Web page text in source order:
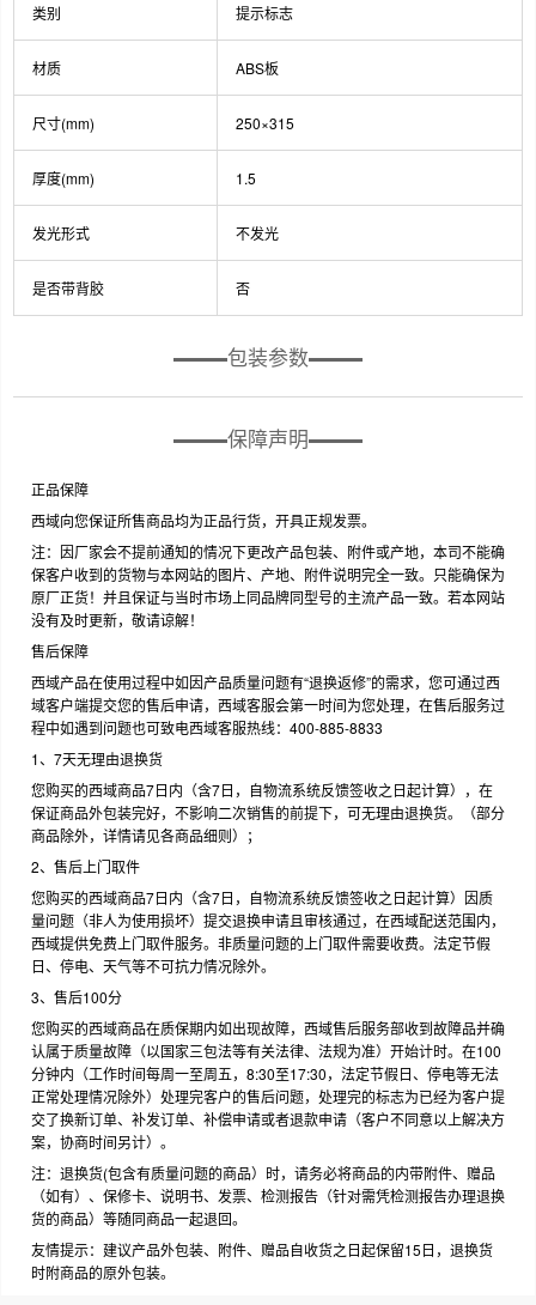
类别 提示标志
材质 ABS板
尺寸(mm) 250×315
厚度(mm) 1.5
发光形式 不发光
是否带背胶 否
包装参数
保障声明
正品保障
西域向您保证所售商品均为正品行货，开具正规发票。
注：因厂家会不提前通知的情况下更改产品包装、附件或产地，本司不能确
保客户收到的货物与本网站的图片、产地、附件说明完全一致。只能确保为
原厂正货！并且保证与当时市场上同品牌同型号的主流产品一致。若本网站
没有及时更新，敬请谅解！
售后保障
西域产品在使用过程中如因产品质量问题有“退换返修”的需求，您可通过西
域客户端提交您的售后申请，西域客服会第一时间为您处理，在售后服务过
程中如遇到问题也可致电西域客服热线：400-885-8833
1、7天无理由退换货
您购买的西域商品7日内（含7日，自物流系统反馈签收之日起计算），在
保证商品外包装完好，不影响二次销售的前提下，可无理由退换货。（部分
商品除外，详情请见各商品细则）；
2、售后上门取件
您购买的西域商品7日内（含7日，自物流系统反馈签收之日起计算）因质
量问题（非人为使用损坏）提交退换申请且审核通过，在西域配送范围内，
西域提供免费上门取件服务。非质量问题的上门取件需要收费。法定节假
日、停电、天气等不可抗力情况除外。
3、售后100分
您购买的西域商品在质保期内如出现故障，西域售后服务部收到故障品并确
认属于质量故障（以国家三包法等有关法律、法规为准）开始计时。在100
分钟内（工作时间每周一至周五，8:30至17:30，法定节假日、停电等无法
正常处理情况除外）处理完客户的售后问题，处理完的标志为已经为客户提
交了换新订单、补发订单、补偿申请或者退款申请（客户不同意以上解决方
案，协商时间另计）。
注：退换货(包含有质量问题的商品）时，请务必将商品的内带附件、赠品
（如有）、保修卡、说明书、发票、检测报告（针对需凭检测报告办理退换
货的商品）等随同商品一起退回。
友情提示：建议产品外包装、附件、赠品自收货之日起保留15日，退换货
时附商品的原外包装。